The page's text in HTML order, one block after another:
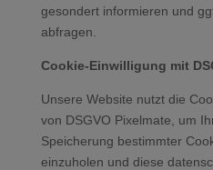
gesondert informieren und
abfragen.
Cookie-Einwilligung mit
Unsere Website nutzt die
von DSGVO Pixelmate, um
Speicherung bestimmter
einzuholen und diese